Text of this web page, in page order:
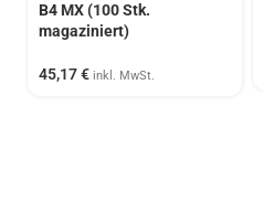
B4 MX (100 Stk.
magaziniert)
45,17€ inkl. MwSt.